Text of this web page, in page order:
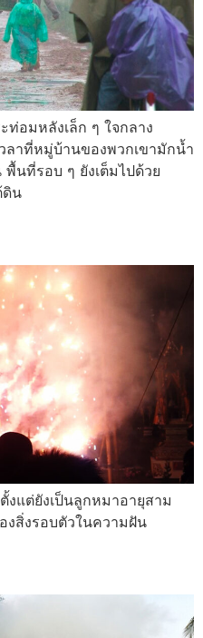
อมหลังเล็ก ๆ ใจกลาง
ลาที่หมู่บ้านของพวกเขามักน้ำ
นที่รอบ ๆ ยังเต็มไปด้วย
ดิน
งแต่ยังเป็นลูกหมาอายุสาม
งสิ่งรอบตัวในความฝัน